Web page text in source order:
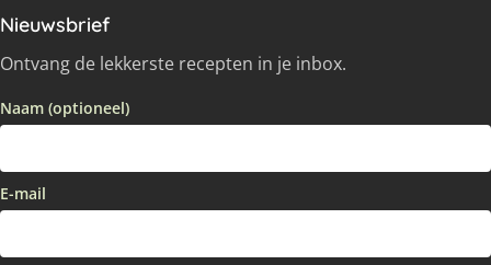
Nieuwsbrief
Ontvang de lekkerste recepten in je inbox.
Naam (optioneel)
E-mail